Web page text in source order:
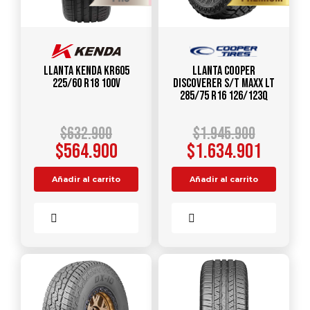
Llanta KENDA KR605
225/60 R18 100V
$632.900
$564.900
Añadir al carrito
Llanta COOPER
DISCOVERER S/T MAXX LT
285/75 R16 126/123Q
$1.945.900
$1.634.901
Añadir al carrito